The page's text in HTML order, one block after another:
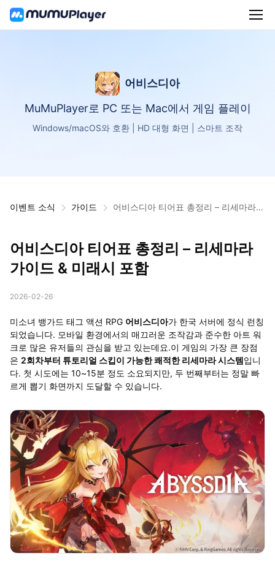
어비스디아
MuMuPlayer로 PC 또는 Mac에서 게임 플레이
Windows/macOS와 호환 | HD 대형 화면 | 스마트 조작
이벤트 소식 가이드
어비스디아 티어표 총정리 – 리세마라
어비스디아 티어표 총정리 – 리세마라
가이드 & 미래시 포함
2026-02-26
미소녀 뱅가드 태그 액션 RPG 어비스디아가 한국 서버에 정식 런칭
되었습니다. 모바일 환경에서의 매끄러운 조작감과 준수한 아트 워
크로 많은 유저들의 관심을 받고 있는데요.이 게임의 가장 큰 장점
은 2회차부터 튜토리얼 스킵이 가능한 쾌적한 리세마라 시스템입니
다. 첫 시도에는 10~15분 정도 소요되지만, 두 번째부터는 정말 빠
르게 뽑기 화면까지 도달할 수 있습니다.